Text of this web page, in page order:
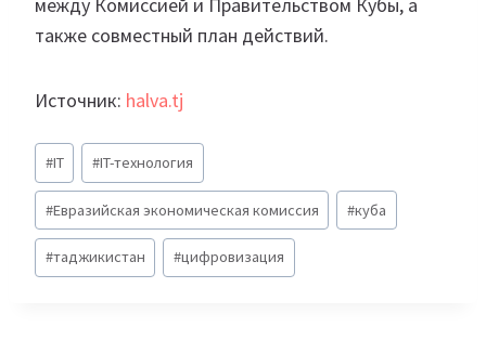
также совместный план действий.
Источник: halva.tj
Метки
записи:
#IT #IT-технология
#Евразийская экономическая комиссия #куба
#таджикистан #цифровизация